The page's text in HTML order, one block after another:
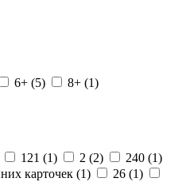
6+ (5) 8+ (1)
121 (1) 2 (2) 240 (1)
карточек (1) 26 (1)